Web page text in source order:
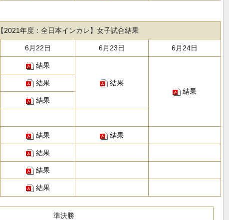
【2021年度：全日本インカレ】女子試合結果
6月22日 6月23日 6月24日
結果
結果
結果
結果
結果
結果 結果
結果
結果
結果
準決勝